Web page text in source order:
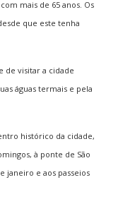
mais de 65 anos. Os
que este tenha
de visitar a cidade
águas termais e pela
histórico da cidade,
à ponte de São
janeiro e aos passeios